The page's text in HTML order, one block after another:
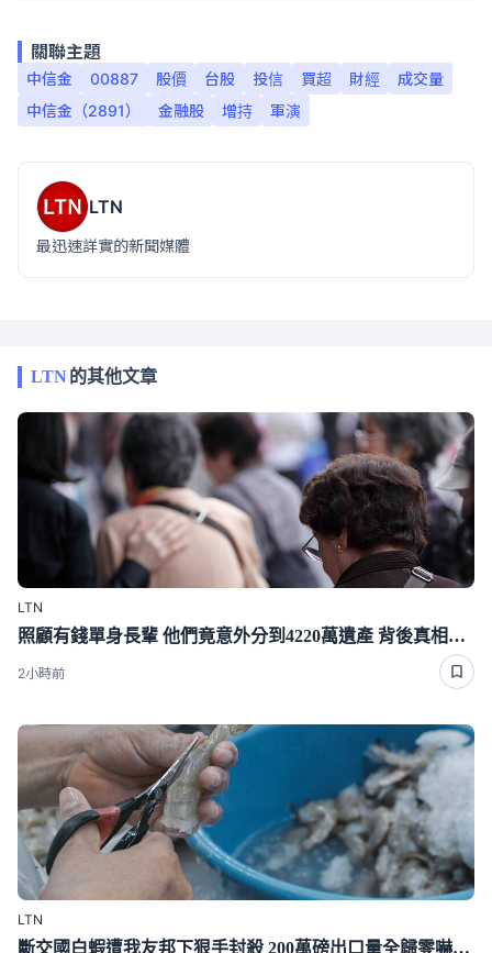
關聯主題
中信金 00887 股價 台股 投信 買超 財經
成交量
中信金（2891）
金融股 增持 軍演
LTN
最迅速詳實的新聞媒體
LTN的其他文章
LTN
照顧有錢單身長輩 他們竟意外分到4220萬遺產 背後真相曝光了
2小時前
LTN
斷交國白蝦遭我友邦下狠手封殺 200萬磅出口量全歸零嚇崩了